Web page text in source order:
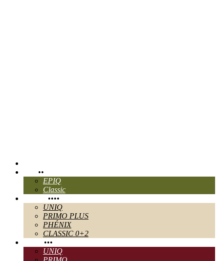
••
EPIQ
Classic
••••
UNIQ
PRIMO PLUS
PHÉNIX
CLASSIC 0+2
•••
UNIQ